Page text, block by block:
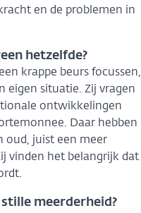
en de problemen in
hetzelfde?
krappe beurs focussen,
eigen situatie. Zij vragen
ontwikkelingen
Daar hebben
oud, juist een meer
vinden het belangrijk dat
meerderheid?